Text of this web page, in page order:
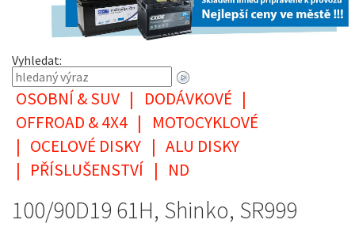
Vyhledat:
OSOBNÍ & SUV | DODÁVKOVÉ |
OFFROAD & 4X4 |
MOTOCYKLOVÉ
| OCELOVÉ DISKY | ALU DISKY
| PŘÍSLUŠENSTVÍ | ND
100/90D19 61H, Shinko, SR999